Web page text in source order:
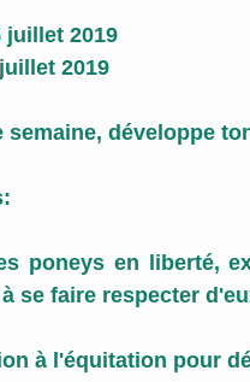
juillet 2019
2019
semaine, développe
poneys en liberté,
se faire respecter
à l'équitation pour